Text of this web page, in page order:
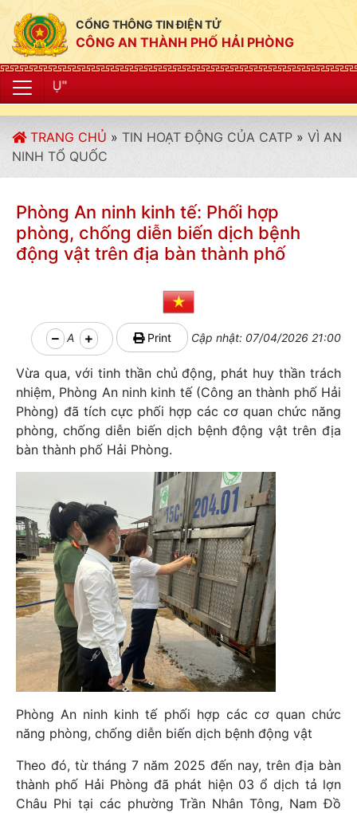
CỔNG THÔNG TIN ĐIỆN TỬ
CÔNG AN THÀNH PHỐ HẢI PHÒNG
TRANG CHỦ » TIN HOẠT ĐỘNG CỦA CATP » VÌ AN
NINH TỔ QUỐC
Phòng An ninh kinh tế: Phối hợp
phòng, chống diễn biến dịch bệnh
động vật trên địa bàn thành phố
A Print Cập nhật: 07/04/2026 21:00
Vừa qua, với tinh thần chủ động, phát huy thần trách
nhiệm, Phòng An ninh kinh tế (Công an thành phố Hải
Phòng) đã tích cực phối hợp các cơ quan chức năng
phòng, chống diễn biến dịch bệnh động vật trên địa
bàn thành phố Hải Phòng.
Phòng An ninh kinh tế phối hợp các cơ quan chức
năng phòng, chống diễn biến dịch bệnh động vật
Theo đó, từ tháng 7 năm 2025 đến nay, trên địa bàn
thành phố Hải Phòng đã phát hiện 03 ổ dịch tả lợn
Châu Phi tại các phường Trần Nhân Tông, Nam Đồ